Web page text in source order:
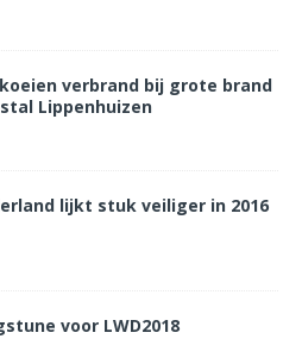
verbrand bij grote brand
Lippenhuizen
lijkt stuk veiliger in 2016
voor LWD2018